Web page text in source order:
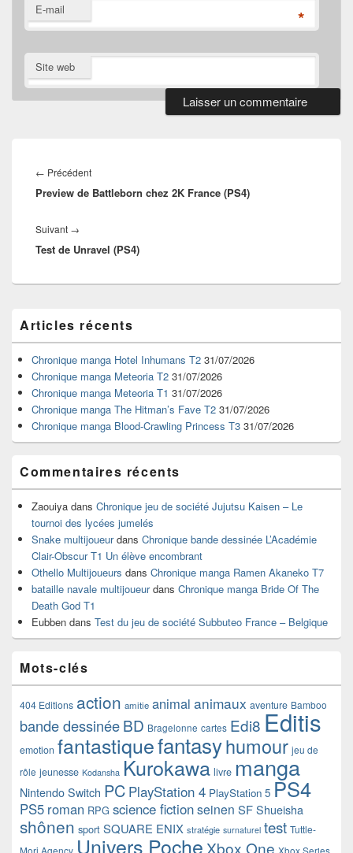
E-mail *
Site web
de
l’article
← PrécédentArticle
précédent :
Preview de Battleborn chez 2K France (PS4)
Suivant →
suivant :
Test de Unravel (PS4)
principale
de
widget
pour
barre
latérale
Articles récents
Chronique manga Hotel Inhumans T2 31/07/2026
Chronique manga Meteoria T2 31/07/2026
Chronique manga Meteoria T1 31/07/2026
Chronique manga The Hitman’s Fave T2 31/07/2026
Chronique manga Blood-Crawling Princess T3 31/07/2026
Commentaires récents
Zaouiya dans Chronique jeu de société Jujutsu Kaisen – Le
tournoi des lycées jumelés
Snake multijoueurdans Chronique bande dessinée L’Académie
Clair-Obscur T1 Un élève encombrant
Othello Multijoueurs dans Chronique manga Ramen Akaneko T7
bataille navale multijoueurdans Chronique manga Bride Of The
Death God T1
Eubben dans Test du jeu de société Subbuteo France – Belgique
Mots-clés
404 Editions action amitie animal animaux aventure Bamboo
bande dessinéeBD Bragelonne cartes Edi8 Editis
emotion fantastiquefantasyhumour jeu de
rôle jeunesse Kodansha Kurokawa livre manga
Nintendo Switch PC PlayStation 4 PlayStation 5 PS4
PS5 roman RPG science fictionseinen SF Shueisha
shônen sport SQUARE ENIX stratégie surnaturel test Tuttle-
Mori Agency Univers Poche Xbox One Xbox Series